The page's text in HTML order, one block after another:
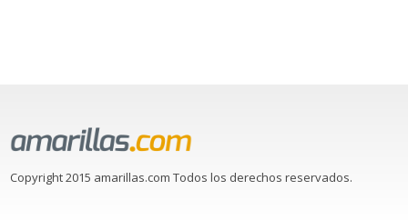
Copyright 2015 amarillas.com Todos los derechos reservados.